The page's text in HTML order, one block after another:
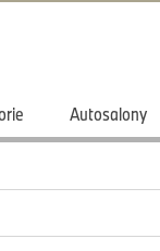
Autosalony